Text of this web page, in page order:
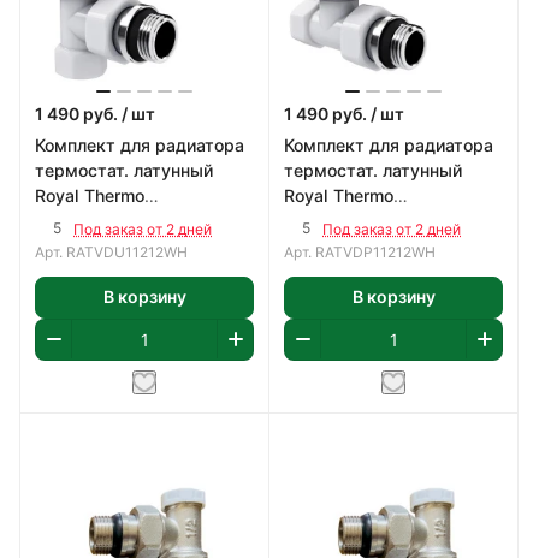
1 490 руб. / шт
Комплект для радиатора
термостат. латунный
Royal Thermo
1/2"хМ30х1,5, угловой,
белый, Design
5
Под заказ от 2 дней
Арт. RATVDU11212WH
В корзину
1 490 руб. / шт
Комплект для радиатора
термостат. латунный
Royal Thermo
1/2"хМ30х1,5, белый,
Design
5
Под заказ от 2 дней
Арт. RATVDP11212WH
В корзину